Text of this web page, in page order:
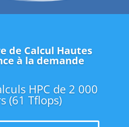
de Calcul Hautes
à la demande
HPC de 2 000
(61 Tflops)